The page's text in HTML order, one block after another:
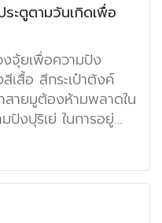
ะตูตามวันเกิดเพื่อ
งจุ้ยเพื่อความปัง
เสื้อ สีกระเป๋าตังค์
สายมูต้องห้ามพลาดใน
ปังปุริเย่ ในการอยู่